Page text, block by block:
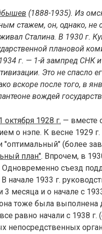
(1888-1935). Из
стажем, он, однако, не
Сталина. В 1930 г.
плановой
г. — 1-й зампред СНК
Это не спасло
вскоре после того, в
вождей
октября 1928 г. — вместе
о нэпе. К весне 1929
"оптимальный" (более
план". Впрочем, в
съезд
В начале 1933 г.
3 месяца и о начале с
тоже была выполнена
равно начали с 1938 г.
непосредственных